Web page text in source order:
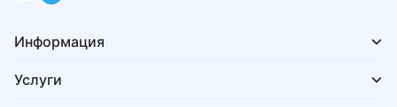
Информация
Услуги